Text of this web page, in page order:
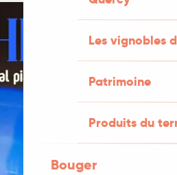
Les vignobles
Patrimoine
Produits du
Bouger